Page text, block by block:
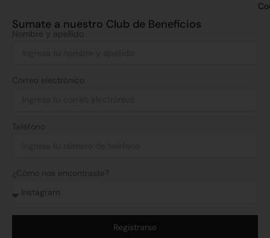
Sumate a nuestro Club de Beneficios
Nombre y apellido
Correo electrónico
Teléfono
¿Cómo nos encontraste?
Registrarse